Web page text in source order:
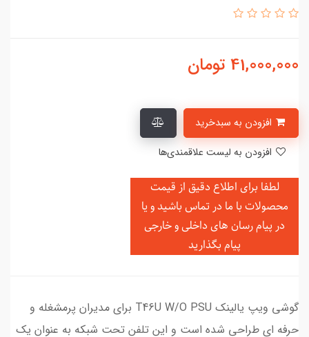
41,000,000 تومان
لطفا برای اطلاع دقیق از قیمت
محصولات با ما در تماس باشید و یا
در پیام رسان های داخلی و خارجی
پیام بگذارید
گوشی ویپ یالینک T46U W/O PSU برای مدیران پرمشغله و
حرفه ای طراحی شده است و این تلفن تحت شبکه به عنوان یک